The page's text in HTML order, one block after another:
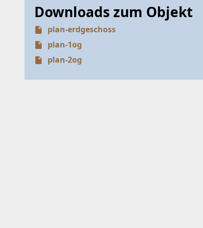
Downloads zum Objekt
plan-erdgeschoss
plan-1og
plan-2og